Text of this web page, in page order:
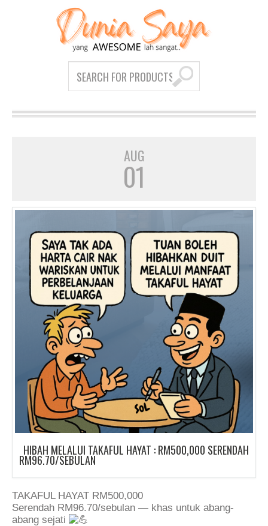
AUG
01
HIBAH MELALUI TAKAFUL HAYAT : RM500,000 SERENDAH
RM96.70/SEBULAN
TAKAFUL HAYAT RM500,000
Serendah RM96.70/sebulan — khas untuk abang-
abang sejati